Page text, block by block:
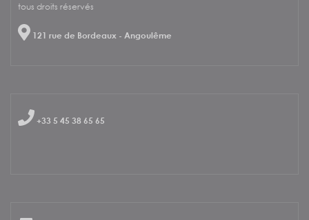
tous droits réservés
121 rue de Bordeaux - Angoulême
+33 5 45 38 65 65